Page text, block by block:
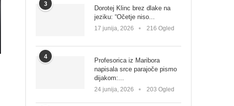
3
Dorotej Klinc brez dlake na
jeziku: “Očetje niso...
17 junija, 2026 216 Ogled
4
Profesorica iz Maribora
napisala srce parajoče pismo
dijakom:...
24 junija, 2026 203 Ogled